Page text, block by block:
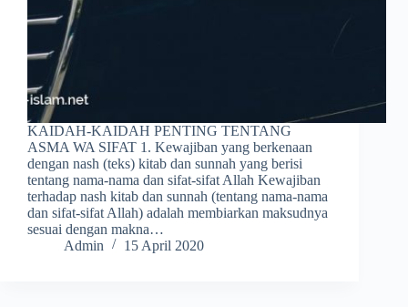
KAIDAH-KAIDAH PENTING TENTANG
ASMA WA SIFAT 1. Kewajiban yang berkenaan
dengan nash (teks) kitab dan sunnah yang berisi
tentang nama-nama dan sifat-sifat Allah Kewajiban
terhadap nash kitab dan sunnah (tentang nama-nama
dan sifat-sifat Allah) adalah membiarkan maksudnya
sesuai dengan makna…
Admin
15 April 2020